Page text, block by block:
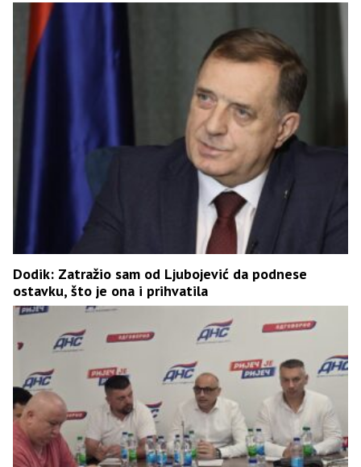
Dodik: Zatražio sam od Ljubojević da podnese
ostavku, što je ona i prihvatila